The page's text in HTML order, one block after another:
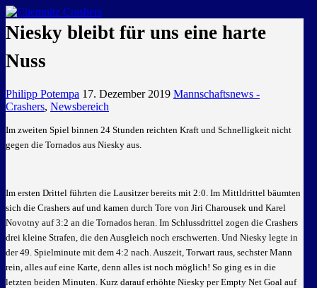
GEMEINSAM EINE LEIDENSCHAFT
Niesky bleibt für uns eine harte
Nuss
Philipp Potempa 17. Dezember 2019 Mannschaftsnews -
Crashers, Newsbereich
Im zweiten Spiel binnen 24 Stunden reichten Kraft und Schnelligkeit nicht
gegen die Tornados aus Niesky aus.
Im ersten Drittel führten die Lausitzer bereits mit 2:0. Im Mittldrittel bäumten
sich die Crashers auf und kamen durch Tore von Jiri Charousek und Karel
Novotny auf 3:2 an die Tornados heran. Im Schlussdrittel zogen die Crashers
drei kleine Strafen, die den Ausgleich noch erschwerten. Und Niesky legte in
der 49. Spielminute mit dem 4:2 nach. Auszeit, Torwart raus, sechster Mann
rein, alles auf eine Karte, denn alles ist noch möglich! So ging es in die
letzten beiden Minuten. Kurz darauf erhöhte Niesky per Empty Net Goal auf